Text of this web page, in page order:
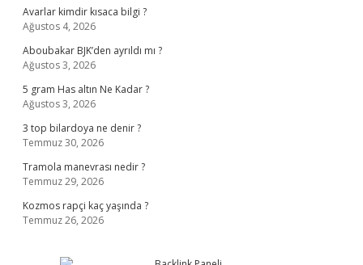
Avarlar kimdir kısaca bilgi ?
Ağustos 4, 2026
Aboubakar BJK’den ayrıldı mı ?
Ağustos 3, 2026
5 gram Has altın Ne Kadar ?
Ağustos 3, 2026
3 top bilardoya ne denir ?
Temmuz 30, 2026
Tramola manevrası nedir ?
Temmuz 29, 2026
Kozmos rapçi kaç yaşında ?
Temmuz 26, 2026